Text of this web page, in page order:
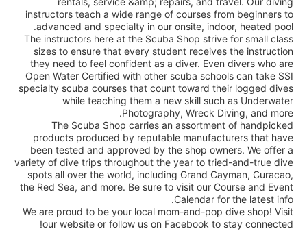
instructors teach a wide range of courses from beginners to
advanced and specialty in our onsite, indoor, heated pool.
The instructors here at the Scuba Shop strive for small class
sizes to ensure that every student receives the instruction
they need to feel confident as a diver. Even divers who are
Open Water Certified with other scuba schools can take SSI
specialty scuba courses that count toward their logged dives
while teaching them a new skill such as Underwater
Photography, Wreck Diving, and more.
The Scuba Shop carries an assortment of handpicked
products produced by reputable manufacturers that have
been tested and approved by the shop owners. We offer a
variety of dive trips throughout the year to tried-and-true dive
spots all over the world, including Grand Cayman, Curacao,
the Red Sea, and more. Be sure to visit our Course and Event
Calendar for the latest info.
We are proud to be your local mom-and-pop dive shop! Visit
our website or follow us on Facebook to stay connected!